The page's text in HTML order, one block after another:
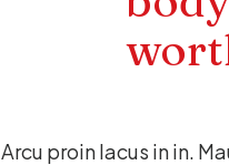
Arcu proin lacus in in.